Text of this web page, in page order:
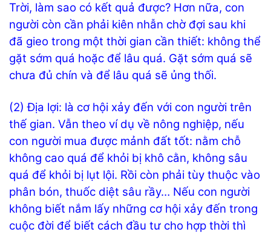
Trời, làm sao có kết quả được? Hơn nữa, con
người còn cần phải kiên nhẫn chờ đợi sau khi
đã gieo trong một thời gian cần thiết: không thể
gặt sớm quá hoặc để lâu quá. Gặt sớm quá sẽ
chưa đủ chín và để lâu quá sẽ ủng thối.
(2) Địa lợi: là cơ hội xảy đến với con người trên
thế gian. Vẫn theo ví dụ về nông nghiệp, nếu
con người mua được mảnh đất tốt: nằm chỗ
không cao quá để khỏi bị khô cằn, không sâu
quá để khỏi bị lụt lội. Rồi còn phải tùy thuộc vào
phân bón, thuốc diệt sâu rầy… Nếu con người
không biết nắm lấy những cơ hội xảy đến trong
cuộc đời để biết cách đầu tư cho hợp thời thì